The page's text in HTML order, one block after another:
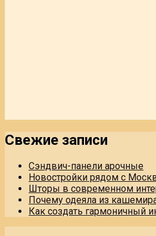
Свежие записи
Сэндвич-панели арочные
Новостройки рядом с
Шторы в современном
Почему одеяла из
Как создать гармоничный